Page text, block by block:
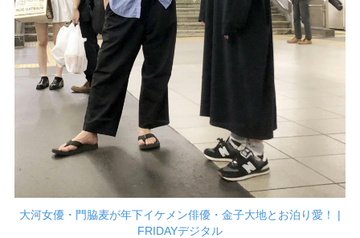
大河女優・門脇麦が年下イケメン俳優・金子大地とお泊り愛！ |
FRIDAYデジタル